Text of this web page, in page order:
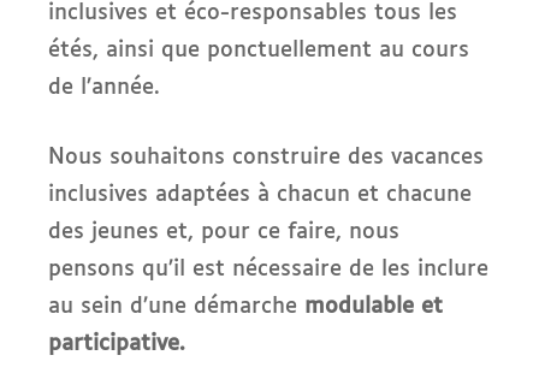
inclusives et éco-responsables tous les
étés, ainsi que ponctuellement au cours
de l’année.
Nous souhaitons construire des vacances
inclusives adaptées à chacun et chacune
des jeunes et, pour ce faire, nous
pensons qu’il est nécessaire de les inclure
au sein d’une démarche modulable et
participative.